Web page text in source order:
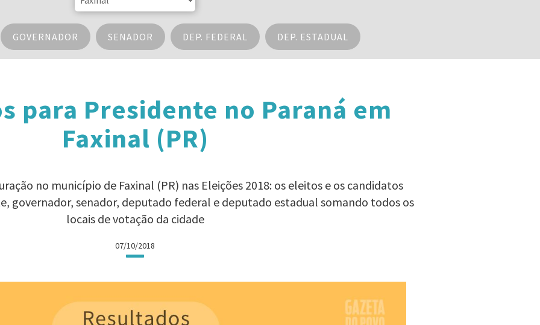
GOVERNADOR SENADOR DEP. FEDERAL DEP. ESTADUAL
para Presidente no Paraná em
Faxinal (PR)
no município de Faxinal (PR) nas Eleições 2018: os eleitos e os candidatos
governador, senador, deputado federal e deputado estadual somando todos os
locais de votação da cidade
07/10/2018